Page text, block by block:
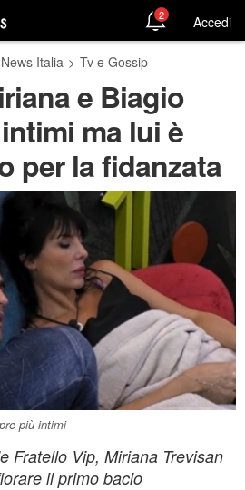
2 Accedi
Italia > Tv e Gossip
e Biagio
ma lui è
per la fidanzata
più intimi
Fratello Vip, Miriana Trevisan
il primo bacio